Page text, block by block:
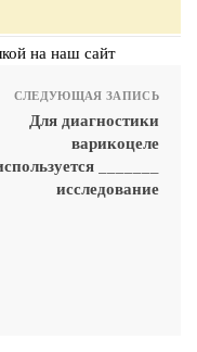
на наш сайт
СЛЕДУЮЩАЯ ЗАПИСЬ
Для диагностики
варикоцеле
_______
исследование